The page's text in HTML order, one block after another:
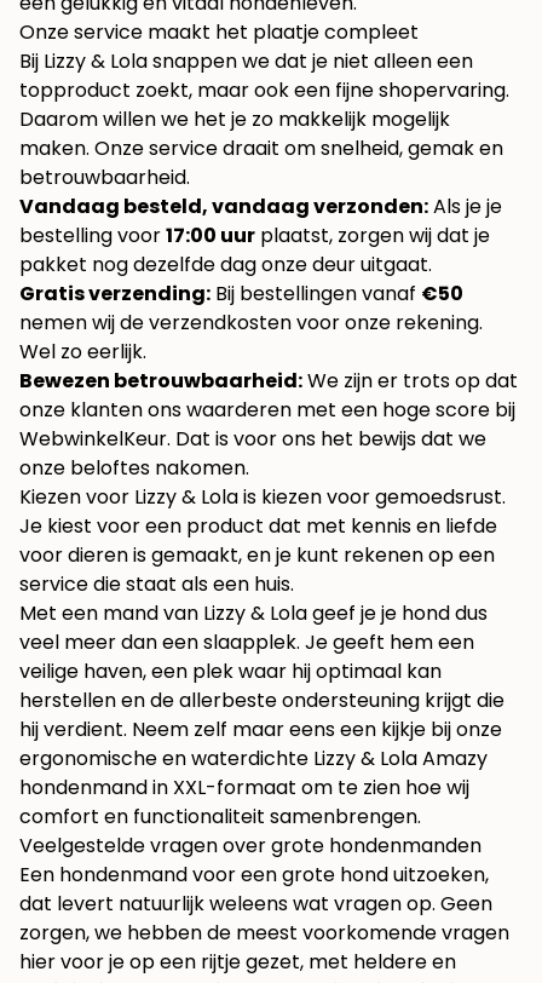
Onze service maakt het plaatje compleet
Bij Lizzy & Lola snappen we dat je niet alleen een
topproduct zoekt, maar ook een fijne shopervaring.
Daarom willen we het je zo makkelijk mogelijk
maken. Onze service draait om snelheid, gemak en
betrouwbaarheid.
Vandaag besteld, vandaag verzonden:Als je je
bestelling voor17:00 uur plaatst, zorgen wij dat je
pakket nog dezelfde dag onze deur uitgaat.
Gratis verzending: Bij bestellingen vanaf €50
nemen wij de verzendkosten voor onze rekening.
Wel zo eerlijk.
Bewezen betrouwbaarheid:We zijn er trots op dat
onze klanten ons waarderen met een hoge score bij
WebwinkelKeur. Dat is voor ons het bewijs dat we
onze beloftes nakomen.
Kiezen voor Lizzy & Lola is kiezen voor gemoedsrust.
Je kiest voor een product dat met kennis en liefde
voor dieren is gemaakt, en je kunt rekenen op een
service die staat als een huis.
Met een mand van Lizzy & Lola geef je je hond dus
veel meer dan een slaapplek. Je geeft hem een
veilige haven, een plek waar hij optimaal kan
herstellen en de allerbeste ondersteuning krijgt die
hij verdient. Neem zelf maar eens een kijkje bij onze
ergonomische en waterdichte Lizzy & Lola Amazy
hondenmand in XXL-formaat om te zien hoe wij
comfort en functionaliteit samenbrengen.
Veelgestelde vragen over grote hondenmanden
Een hondenmand voor een grote hond uitzoeken,
dat levert natuurlijk weleens wat vragen op. Geen
zorgen, we hebben de meest voorkomende vragen
hier voor je op een rijtje gezet, met heldere en